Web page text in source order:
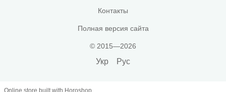
Контакты
Полная версия сайта
© 2015—2026
Укр Рус